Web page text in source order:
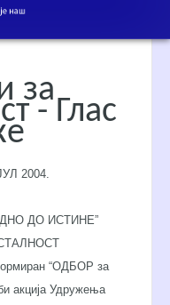
за
- Глас
2004.
ДО ИСТИНЕ”
“ОДБОР за
акција Удружења